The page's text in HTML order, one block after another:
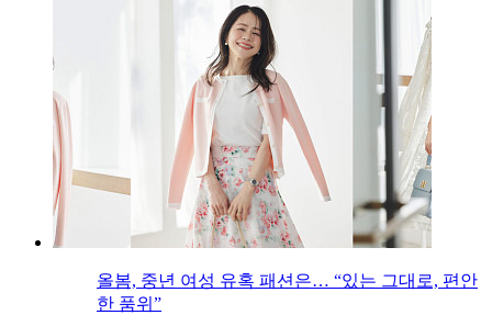
올봄, 중년 여성 유혹 패션은… “있는 그대로, 편안
한 품위”